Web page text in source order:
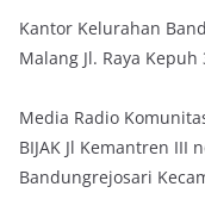
Kantor Kelurahan
Malang Jl. Raya
Media Radio
BIJAK Jl Kemantren III
Bandungrejosari